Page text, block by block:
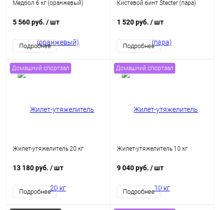
Медбол 6 кг (оранжевый)
5 560 руб. / шт
Подробнее
Кистевой бинт Stecter (пара)
1 520 руб. / шт
Подробнее
Домашний спортзал
Жилет-утяжелитель 20 кг
13 180 руб. / шт
Подробнее
Домашний спортзал
Жилет-утяжелитель 10 кг
9 040 руб. / шт
Подробнее